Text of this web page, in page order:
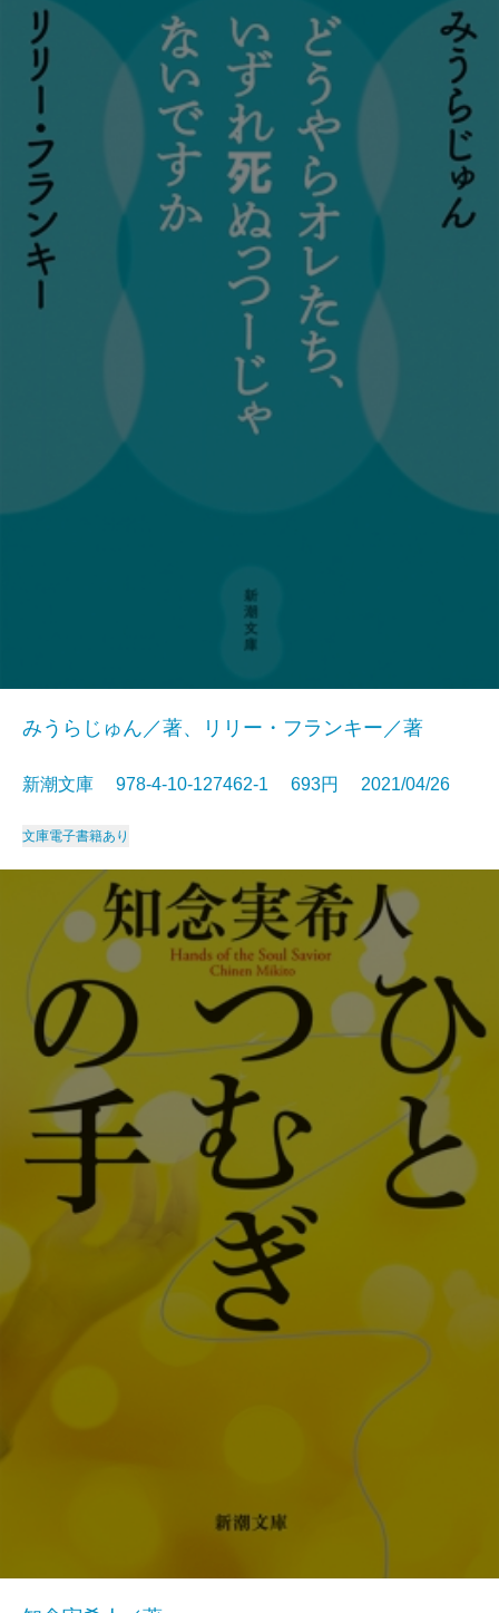
みうらじゅん／著、リリー・フランキー／著
新潮文庫 978-4-10-127462-1 693円 2021/04/26
文庫電子書籍あり